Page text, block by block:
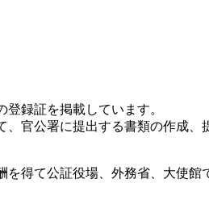
録証を掲載しています。
官公署に提出する書類の作成
得て公証役場、外務省、大使館